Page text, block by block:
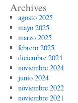
Archives
agosto 2025
mayo 2025
marzo 2025
febrero 2025
diciembre 2024
noviembre 2024
junio 2024
noviembre 2022
noviembre 2021